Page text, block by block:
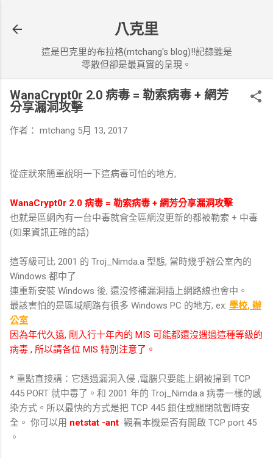
八克里
這是巴克里的布拉格(mtchang's blog)!!記錄雖是
零散但卻是最真實的呈現。
WanaCrypt0r 2.0 病毒 = 勒索病毒 + 網芳
分享漏洞攻擊
作者： mtchang 5月 13, 2017
從症狀來簡單說明一下這病毒可怕的地方,
WanaCrypt0r 2.0 病毒 = 勒索病毒 + 網芳分享漏洞攻擊
也就是區網內有一台中毒就會全區網沒更新的都被勒索 + 中毒
(如果資訊正確的話)
這等級可比 2001 的 Troj_Nimda.a 型態, 當時幾乎辦公室內的
Windows 都中了
連重新安裝 Windows 後, 還沒修補漏洞插上網路線也會中。
最該害怕的是區域網路有很多 Windows PC 的地方, ex: 學校, 辦
公室
因為年代久遠, 剛入行十年內的 MIS 可能都還沒遇過這種等級的
病毒 , 所以請各位 MIS 特別注意了。
* 重點直接講：它透過漏洞入侵 ,電腦只要能上網被掃到 TCP
445 PORT 就中毒了。和 2001 年的 Troj_Nimda.a 病毒一樣的感
染方式。所以最快的方式是把 TCP 445 鎖住或關閉就暫時安
全。 你可以用 netstat -ant 觀看本機是否有開啟 TCP port 45
。